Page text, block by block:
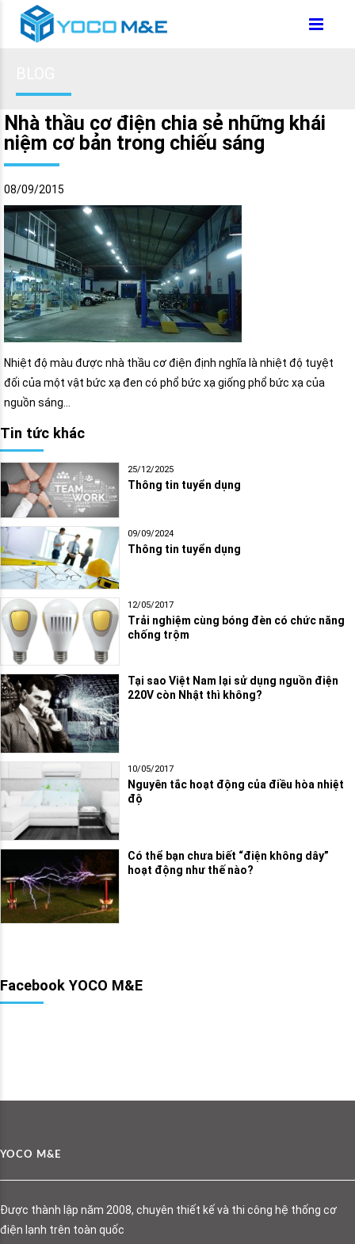
Nhà thầu cơ điện chia sẻ những khái
niệm cơ bản trong chiếu sáng
08/09/2015
Nhiệt độ màu được nhà thầu cơ điện định nghĩa là nhiệt độ tuyệt
đối của một vật bức xạ đen có phổ bức xạ giống phổ bức xạ của
nguồn sáng…
Tin tức khác
25/12/2025
Thông tin tuyển dụng
09/09/2024
Thông tin tuyển dụng
12/05/2017
Trải nghiệm cùng bóng đèn có chức năng
chống trộm
Tại sao Việt Nam lại sử dụng nguồn điện
220V còn Nhật thì không?
10/05/2017
Nguyên tắc hoạt động của điều hòa nhiệt
độ
Có thể bạn chưa biết “điện không dây”
hoạt động như thế nào?
Facebook YOCO M&E
YOCO M&E
Được thành lập năm 2008, chuyên thiết kế và thi công hệ thống cơ
điện lạnh trên toàn quốc